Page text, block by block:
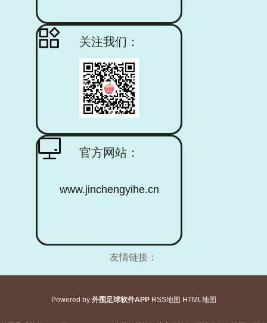
关注我们：
官方网站：
www.jinchengyihe.cn
友情链接：
Powered by 外围足球软件APP RSS地图 HTML地图